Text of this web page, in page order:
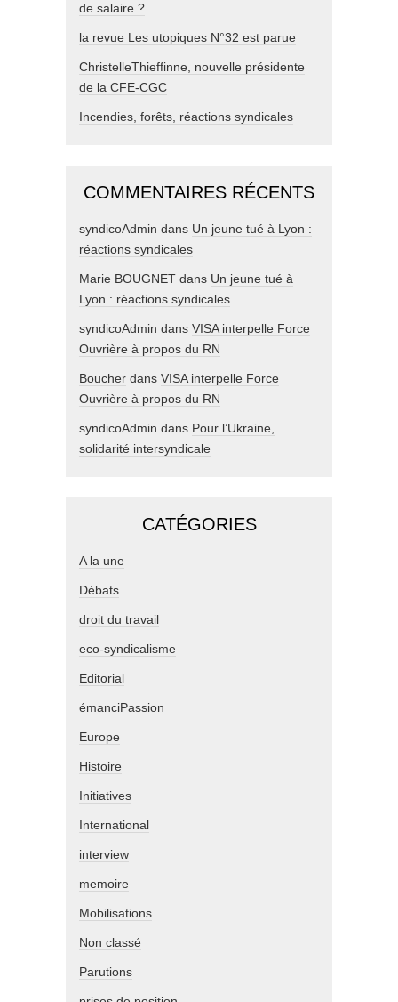
de salaire ?
la revue Les utopiques N°32 est parue
ChristelleThieffinne, nouvelle présidente
de la CFE-CGC
Incendies, forêts, réactions syndicales
COMMENTAIRES RÉCENTS
syndicoAdmin dans Un jeune tué à Lyon :
réactions syndicales
Marie BOUGNET dans Un jeune tué à
Lyon : réactions syndicales
syndicoAdmin dans VISA interpelle Force
Ouvrière à propos du RN
Boucher dans VISA interpelle Force
Ouvrière à propos du RN
syndicoAdmin dans Pour l’Ukraine,
solidarité intersyndicale
CATÉGORIES
A la une
Débats
droit du travail
eco-syndicalisme
Editorial
émanciPassion
Europe
Histoire
Initiatives
International
interview
memoire
Mobilisations
Non classé
Parutions